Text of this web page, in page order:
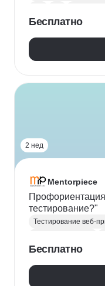
Тестирование API
Бесплатно
2 нед
Mentorpiece
тестирование?"
Тестирование веб-
Кроссбраузерное
Нагрузочное
Разработка через
Бесплатно